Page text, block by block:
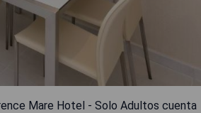
Mare Hotel - Solo Adultos cuenta